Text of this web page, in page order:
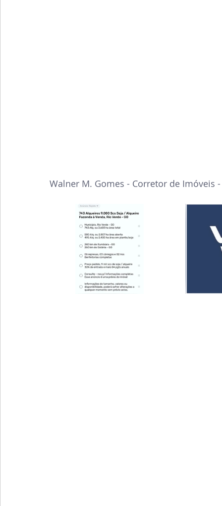
Walner M. Gomes - Corretor de Imóveis -